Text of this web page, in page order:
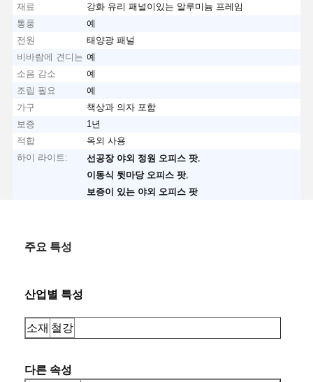
재료
강화 유리 패널이있는 알루미늄 프레임
통풍
예
전원
태양광 패널
비바람에 견디는 예
소음 감소
예
조립 필요
예
가구
책상과 의자 포함
보증
1년
적합
옥외 사용
하이 라이트:
선공장 야외 정원 오피스 팟,
이동식 뒷마당 오피스 팟,
보증이 있는 야외 오피스 팟
주요 특성
산업별 특성
소재 철강
다른 속성